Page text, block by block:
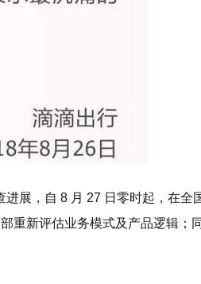
进展，自 8 月 27 日零时起，在全
重新评估业务模式及产品逻辑；